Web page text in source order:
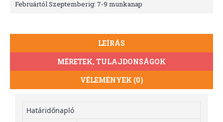
Februártól Szeptemberig: 7-9 munkanap
LEÍRÁS
MÉRETEK, TULAJDONSÁGOK
VÉLEMÉNYEK (0)
Határidőnapló